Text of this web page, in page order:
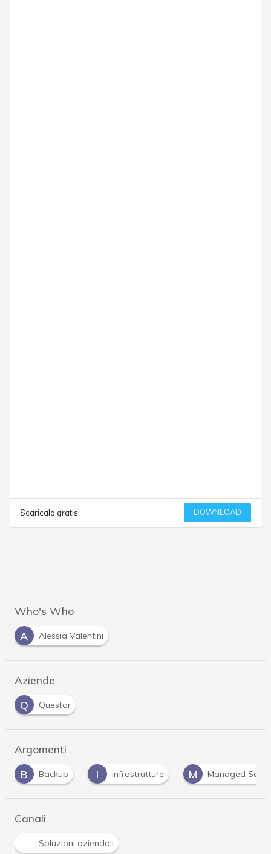
Scaricalo gratis! DOWNLOAD
Who's Who
A
Alessia Valentini
Aziende
Q
Questar
Argomenti
I
infrastrutture M Managed Service Provider
Canali
Soluzioni aziendali